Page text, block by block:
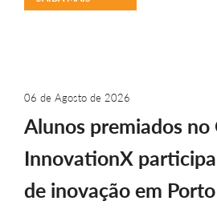
06 de Agosto de 2026
Alunos premiados no
InnovationX
de inovação em